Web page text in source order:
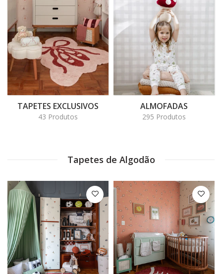
TAPETES EXCLUSIVOS
43 Produtos
ALMOFADAS
295 Produtos
Tapetes de Algodão